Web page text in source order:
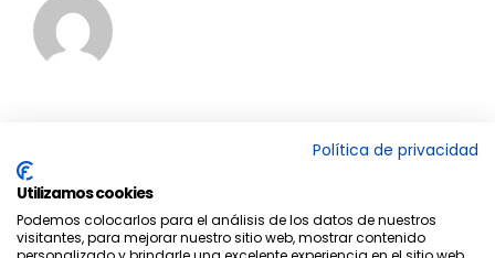
Política de privacidad
Utilizamos cookies
Podemos colocarlos para el análisis de los datos de nuestros
visitantes, para mejorar nuestro sitio web, mostrar contenido